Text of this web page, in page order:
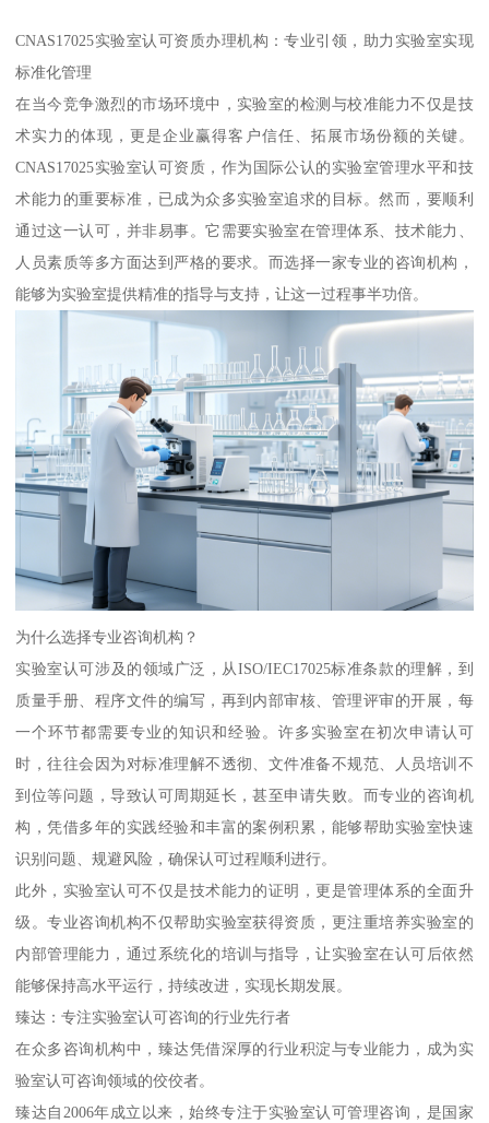
CNAS17025实验室认可资质办理机构：专业引领，助力实验室实现
标准化管理
在当今竞争激烈的市场环境中，实验室的检测与校准能力不仅是技
术实力的体现，更是企业赢得客户信任、拓展市场份额的关键。
CNAS17025实验室认可资质，作为国际公认的实验室管理水平和技
术能力的重要标准，已成为众多实验室追求的目标。然而，要顺利
通过这一认可，并非易事。它需要实验室在管理体系、技术能力、
人员素质等多方面达到严格的要求。而选择一家专业的咨询机构，
能够为实验室提供精准的指导与支持，让这一过程事半功倍。
为什么选择专业咨询机构？
实验室认可涉及的领域广泛，从ISO/IEC17025标准条款的理解，到
质量手册、程序文件的编写，再到内部审核、管理评审的开展，每
一个环节都需要专业的知识和经验。许多实验室在初次申请认可
时，往往会因为对标准理解不透彻、文件准备不规范、人员培训不
到位等问题，导致认可周期延长，甚至申请失败。而专业的咨询机
构，凭借多年的实践经验和丰富的案例积累，能够帮助实验室快速
识别问题、规避风险，确保认可过程顺利进行。
此外，实验室认可不仅是技术能力的证明，更是管理体系的全面升
级。专业咨询机构不仅帮助实验室获得资质，更注重培养实验室的
内部管理能力，通过系统化的培训与指导，让实验室在认可后依然
能够保持高水平运行，持续改进，实现长期发展。
臻达：专注实验室认可咨询的行业先行者
在众多咨询机构中，臻达凭借深厚的行业积淀与专业能力，成为实
验室认可咨询领域的佼佼者。
臻达自2006年成立以来，始终专注于实验室认可管理咨询，是国家